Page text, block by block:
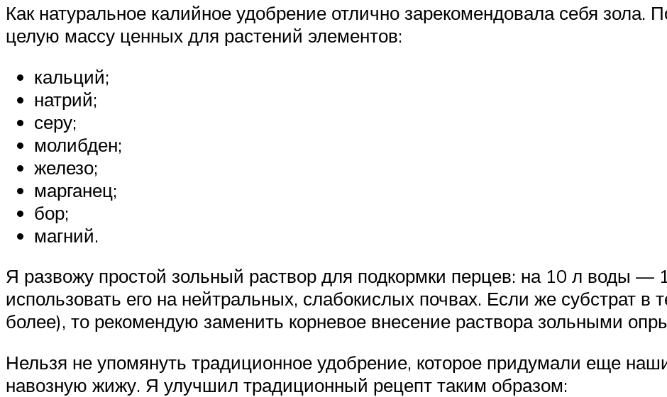
Как натуральное калийное удобрение отлично зарекомендовала себя зола.
целую массу ценных для растений элементов:
кальций;
натрий;
серу;
молибден;
железо;
марганец;
бор;
магний.
Я развожу простой зольный раствор для подкормки перцев: на 10 л воды —
использовать его на нейтральных, слабокислых почвах. Если же субстрат
более), то рекомендую заменить корневое внесение раствора зольными
Нельзя не упомянуть традиционное удобрение, которое придумали еще
навозную жижу. Я улучшил традиционный рецепт таким образом: